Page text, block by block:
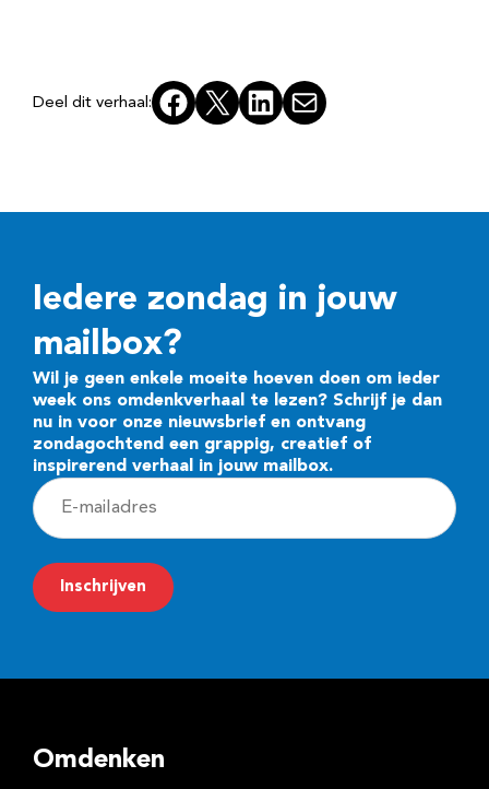
Deel dit verhaal: Facebook
X LinkedInE-mail
Iedere zondag in jouw
mailbox?
Wil je geen enkele moeite hoeven doen om ieder
week ons omdenkverhaal te lezen? Schrijf je dan
nu in voor onze nieuwsbrief en ontvang
zondagochtend een grappig, creatief of
inspirerend verhaal in jouw mailbox.
E
-
m
a
r
Inschrijven
Omdenken